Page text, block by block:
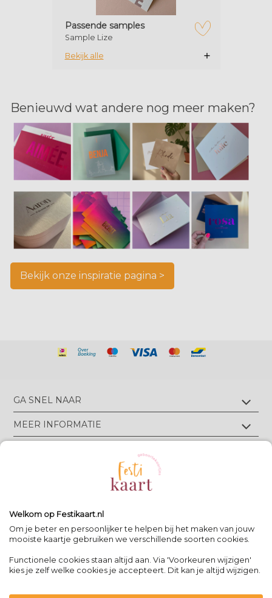
zet op verlanglijstje
Passende samples
Sample Lize
Bekijk alle
Benieuwd wat andere nog meer maken?
Bekijk onze inspiratie pagina >
GA SNEL NAAR
Geboortekaartjes met foliedruk
Geboortekaartjes zonder foliedruk
Geboortekaartjes op écht linnen
Geboortekaartjes met letterpress
MEER INFORMATIE
Privacy verklaring
Bekijk alle foliedruk kleuren
Uitleg editor
Het 8-stappen plan: keuzes maken
WhatsApp: +31(0)651725973
Pinterest
Contact|
team@festikaart.nl
Welkom op Festikaart.nl
Om je beter en persoonlijker te helpen bij het maken van jouw
mooiste kaartje gebruiken we verschillende soorten cookies.
Functionele cookies staan altijd aan. Via 'Voorkeuren wijzigen'
kies je zelf welke cookies je accepteert. Dit kan je altijd wijzigen.